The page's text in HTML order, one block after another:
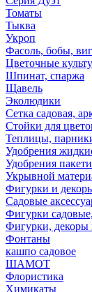
Томаты
Тыква
Укроп
Фасоль, бобы,
Цветочные
Шпинат, спаржа
Щавель
Эколюдики
Сетка садовая,
Стойки для
Теплицы,
Удобрения
Удобрения
Укрывной
Фигурки и
Садовые
Фигурки
Фигурки,
Фонтаны
кашпо садовое
ШАМОТ
Флористика
Химикаты